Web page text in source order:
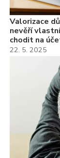
Valorizace
nevěří
chodit na
22. 5. 2025